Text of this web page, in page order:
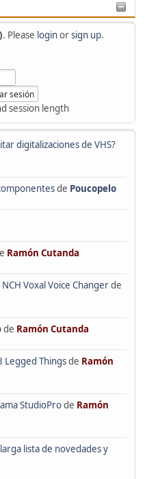
. Please loginorsign up.
session length
digitalizaciones de VHS?
de Poucopelo
Ramón Cutanda
Voxal Voice Changerde
de Ramón Cutanda
Legged Thingsde Ramón
StudioProde Ramón
lista de novedades y